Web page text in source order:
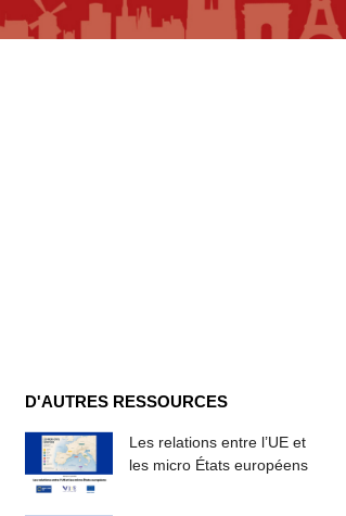
D'AUTRES RESSOURCES
Les relations entre l’UE et
les micro États européens